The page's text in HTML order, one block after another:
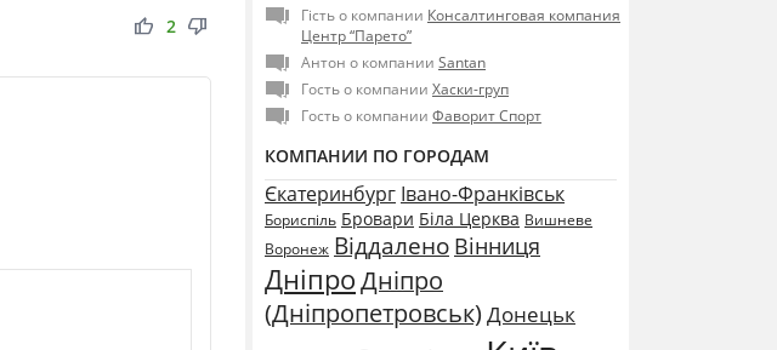
thumb_up thumb_down
2
Гість о компании Консалтинговая компания
Центр “Парето”
Антон о компании Santan
Гость о компании Хаски-груп
Гость о компании Фаворит Спорт
КОМПАНИИ ПО ГОРОДАМ
Єкатеринбург Івано-Франківськ
Бориспіль Бровари Біла Церква Вишневе
Воронеж Віддалено Вінниця
ДніпроДніпро
(Дніпропетровськ) Донецьк